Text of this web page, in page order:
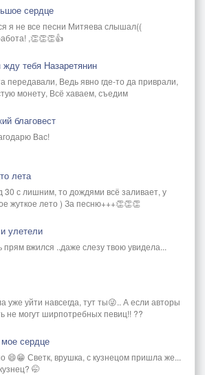
сердце
я не все песни Митяева слышал((
,👏👏👏👍
тебя Назаретянин
передавали, Ведь явно где-то да приврали,
монету, Всё хаваем, съедим
благовест
Вас!
лета
30 с лишним, то дождями всё заливает, у
жуткое лето ) За песню+++👏👏👏
улетели
прям вжился ..даже слезу твою увидела...
уже уйти навсегда, тут ты😜.. А если авторы
не могут ширпотребных певиц!! ??
сердце
😄😁 Светк, врушка, с кузнецом пришла же...
🤭